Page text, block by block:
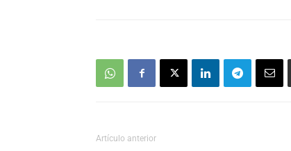
Artículo anterior